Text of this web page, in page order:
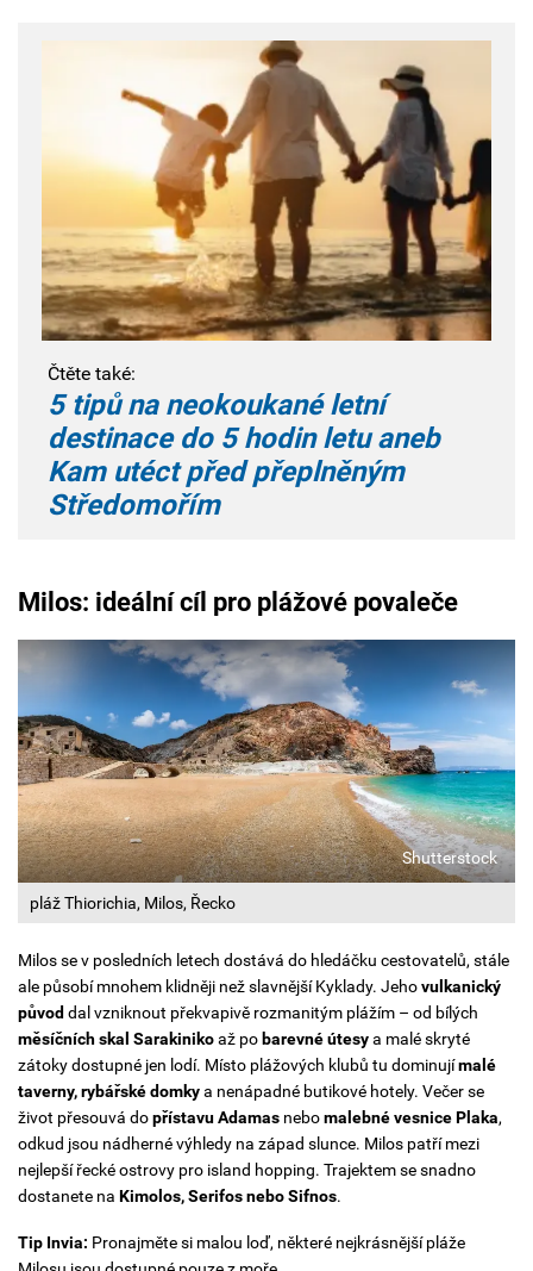
Čtěte také:
5 tipů na neokoukané letní
destinace do 5 hodin letu aneb
Kam utéct před přeplněným
Středomořím
Milos: ideální cíl pro plážové povaleče
pláž Thiorichia, Milos, Řecko
Shutterstock
Milos se v posledních letech dostává do hledáčku cestovatelů, stále
ale působí mnohem klidněji než slavnější Kyklady. Jehovulkanický
původ dal vzniknout překvapivě rozmanitým plážím – od bílých
měsíčních skal Sarakinikoaž po barevné útesya malé skryté
zátoky dostupné jen lodí. Místo plážových klubů tu dominujímalé
taverny, rybářské domkya nenápadné butikové hotely. Večer se
život přesouvá dopřístavu Adamas nebomalebné vesnice Plaka,
odkud jsou nádherné výhledy na západ slunce. Milos patří mezi
nejlepší řecké ostrovy pro island hopping. Trajektem se snadno
dostanete na Kimolos, Serifos nebo Sifnos.
Tip Invia: Pronajměte si malou loď, některé nejkrásnější pláže